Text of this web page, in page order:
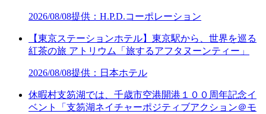
2026/08/08提供：H.P.D.コーポレーション
【東京ステーションホテル】東京駅から、世界を巡る
紅茶の旅 アトリウム「旅するアフタヌーンティー」
2026/08/08提供：日本ホテル
休暇村支笏湖では、千歳市空港開港１００周年記念イ
ベント「支笏湖ネイチャーポジティブアクション＠モ